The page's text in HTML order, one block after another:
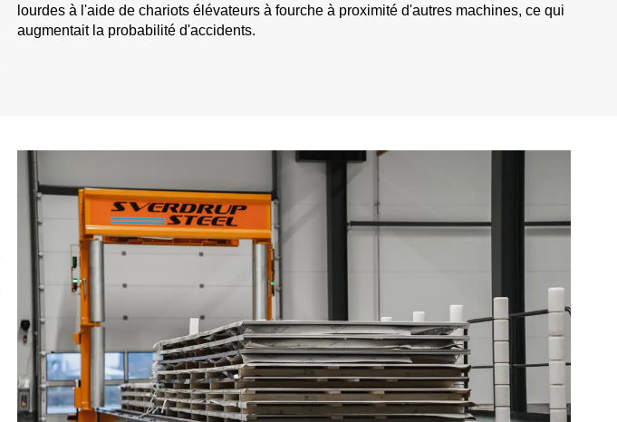
lourdes à l'aide de chariots élévateurs à fourche à proximité d'autres machines, ce qui
augmentait la probabilité d'accidents.